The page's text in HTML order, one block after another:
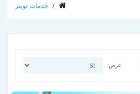
خدمات تويتر
عرض: